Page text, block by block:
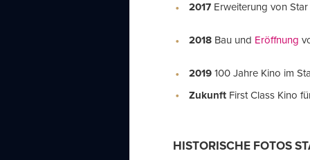
2017 Erweiterung von
2018Bau und Eröffnung
2019100 Jahre Kino im
Zukunft First Class Kino
HISTORISCHE FOTOS